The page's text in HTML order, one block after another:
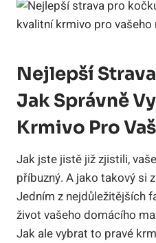
Nejlepší
Jak Správně
Krmivo Pro
Jak jste jistě již zjistili,
příbuzný. A jako takový si
Jedním z nejdůležitějších
život vašeho domácího
Jak ale vybrat to pravé